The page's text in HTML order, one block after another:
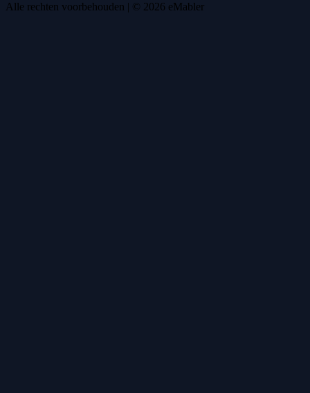
Alle rechten voorbehouden | © 2026 eMabler